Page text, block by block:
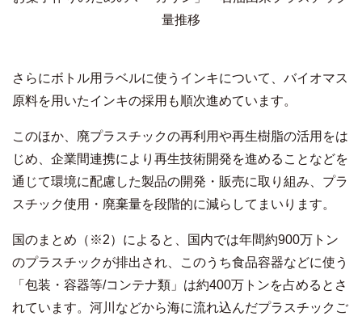
量推移
さらにボトル用ラベルに使うインキについて、バイオマス
原料を用いたインキの採用も順次進めています。
このほか、廃プラスチックの再利用や再生樹脂の活用をは
じめ、企業間連携により再生技術開発を進めることなどを
通じて環境に配慮した製品の開発・販売に取り組み、プラ
スチック使用・廃棄量を段階的に減らしてまいります。
国のまとめ（※2）によると、国内では年間約900万トン
のプラスチックが排出され、このうち食品容器などに使う
「包装・容器等/コンテナ類」は約400万トンを占めるとさ
れています。河川などから海に流れ込んだプラスチックご